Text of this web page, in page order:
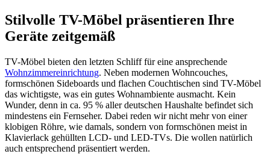
Stilvolle TV-Möbel präsentieren Ihre
Geräte zeitgemäß
TV-Möbel bieten den letzten Schliff für eine ansprechende
Wohnzimmereinrichtung. Neben modernen Wohncouches,
formschönen Sideboards und flachen Couchtischen sind TV-Möbel
das wichtigste, was ein gutes Wohnambiente ausmacht. Kein
Wunder, denn in ca. 95 % aller deutschen Haushalte befindet sich
mindestens ein Fernseher. Dabei reden wir nicht mehr von einer
klobigen Röhre, wie damals, sondern von formschönen meist in
Klavierlack gehüllten LCD- und LED-TVs. Die wollen natürlich
auch entsprechend präsentiert werden.